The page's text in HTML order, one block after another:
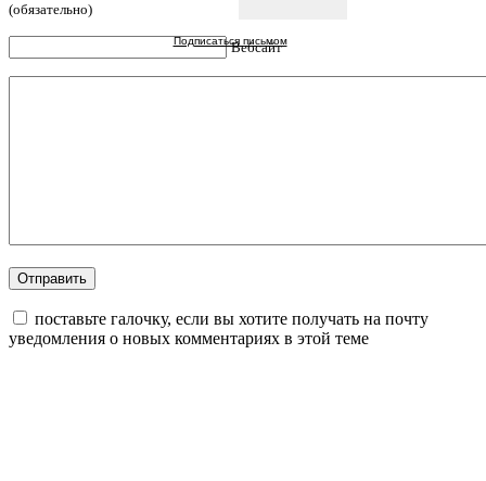
Подписаться письмом
(обязательно)
Вебсайт
поставьте галочку, если вы хотите получать на почту
уведомления о новых комментариях в этой теме